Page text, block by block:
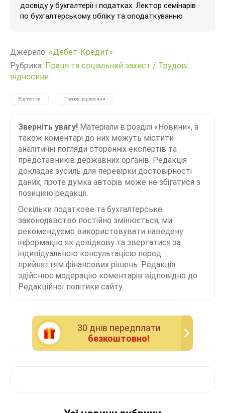
досвіду у бухгалтерії і податках. Лектор семінарів
по бухгалтерському обліку та оподаткуванню
Джерело: «Дебет-Кредит»
Рубрика: Праця та соціальний захист / Трудові
відносини
Відпустки Трудові відносини
Зверніть увагу! Матеріали в розділі «Новини», а
також коментарі до них можуть містити
аналітичні погляди сторонніх експертів та
представників державних органів. Редакція
докладає зусиль для перевірки достовірності
даних, проте думка авторів може не збігатися з
позицією редакції.
Оскільки податкове та бухгалтерське
законодавство постійно змінюється, ми
рекомендуємо використовувати наведену
інформацію як довідкову та звертатися за
індивідуальною консультацією перед
прийняттям фінансових рішень. Редакція
здійснює модерацію коментарів відповідно до
Редакційної політики сайту.
30 днiв передплати
безкоштовно!